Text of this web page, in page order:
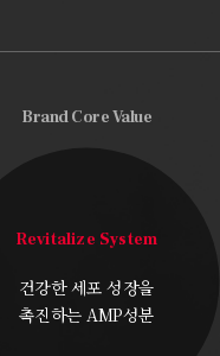
Brand Core Value
Revitalize System
건강한 세포 성장을
촉진하는 AMP성분